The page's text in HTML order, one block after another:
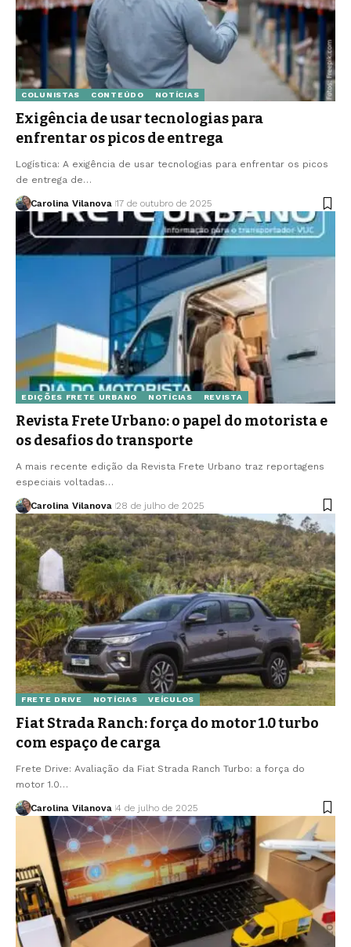
COLUNISTAS CONTEÚDO NOTÍCIAS
Exigência de usar tecnologias para
enfrentar os picos de entrega
Logística: A exigência de usar tecnologias para enfrentar os picos
de entrega de…
Carolina Vilanova 17 de outubro de 2025
EDIÇÕES FRETE URBANO NOTÍCIAS REVISTA
Revista Frete Urbano: o papel do motorista e
os desafios do transporte
A mais recente edição da Revista Frete Urbano traz reportagens
especiais voltadas…
Carolina Vilanova 28 de julho de 2025
FRETE DRIVE NOTÍCIAS VEÍCULOS
Fiat Strada Ranch: força do motor 1.0 turbo
com espaço de carga
Frete Drive: Avaliação da Fiat Strada Ranch Turbo: a força do
motor 1.0…
Carolina Vilanova 4 de julho de 2025